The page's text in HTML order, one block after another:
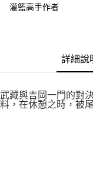
※ 請注意：結帳手續完
客戶支援中心」https://
１．透過由恩沛科技股
易，需依本服務之必要
３．未成年的使用者請
每筆NT$80，滿
每筆NT$80，滿
灌籃高手作者
詳細說
武藏與吉岡一門的對
料，在休憩之時，被